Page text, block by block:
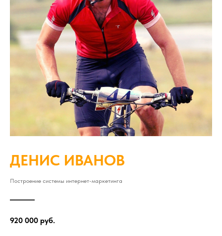
ДЕНИС ИВАНОВ
Построение системы интернет-маркетинга
920 000 руб.